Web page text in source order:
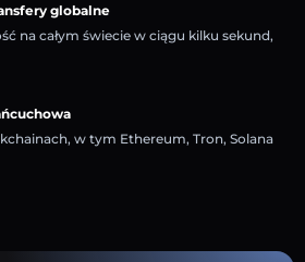
globalne
na całym świecie w ciągu kilku sekund,
w tym Ethereum, Tron, Solana